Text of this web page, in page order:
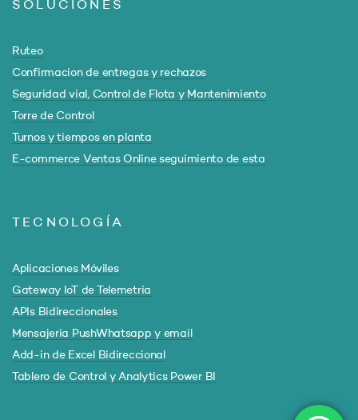
SOLUCIONES
Ruteo
Confirmacion de entregas y rechazos
Seguridad vial, Control de Flota y Mantenimiento
Torre de Control
Turnos y tiempos en planta
E-commerce Ventas Online seguimiento de esta
TECNOLOGÍA
Aplicaciones Móviles
Gateway IoT de Telemetria
APIs Bidireccionales
Mensajeria PushWhatsapp y email
Add-in de Excel Bidireccional
Tablero de Control y Analytics Power BI